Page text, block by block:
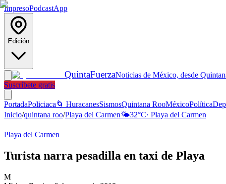
ImpresoPodcastApp
Edición
QuintaFuerzaNoticias de México, desde
Suscríbete gratis
PortadaPoliciaca 🌀 HuracanesSismosQuintana RooMéxicoPolítica
Inicio/quintana roo/Playa del Carmen🌤️32°C· Playa del Carmen
Playa del Carmen
Turista narra pesadilla en taxi de Playa
M